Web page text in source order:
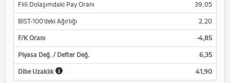
Fiili Dolaşımdaki Pay Oranı 39,05
BIST-100'deki Ağırlığı 2,20
F/K Oranı -4,85
Piyasa Değ. / Defter Değ. 6,35
Dibe Uzaklık 41,90